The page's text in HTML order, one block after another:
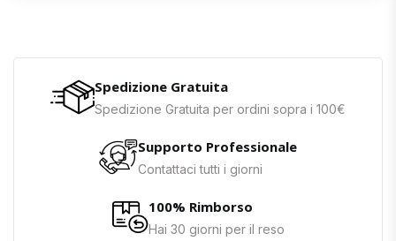
Spedizione Gratuita
Spedizione Gratuita per ordini sopra i 100€
Supporto Professionale
Contattaci tutti i giorni
100% Rimborso
Hai 30 giorni per il reso